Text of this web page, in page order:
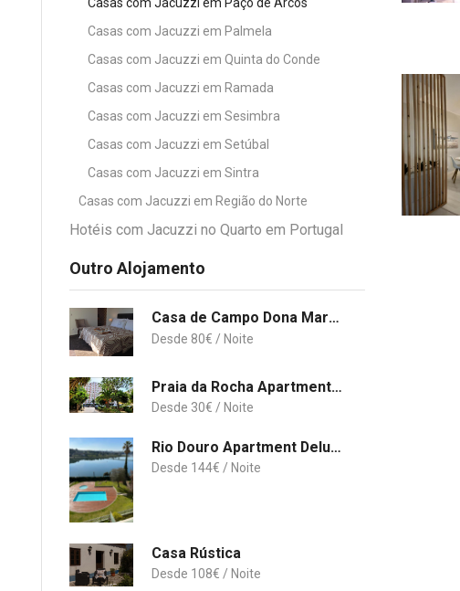
Casas com Jacuzzi em Palmela
Casas com Jacuzzi em Quinta do Conde
Casas com Jacuzzi em Ramada
Casas com Jacuzzi em Sesimbra
Casas com Jacuzzi em Setúbal
Casas com Jacuzzi em Sintra
Casas com Jacuzzi em Região do Norte
Hotéis com Jacuzzi no Quarto em Portugal
Outro Alojamento
Casa de Campo Dona Maria Luiza
80€
Praia da Rocha Apartment 3
30€
Rio Douro Apartment Deluxe - Porto
144€
Casa Rústica
108€